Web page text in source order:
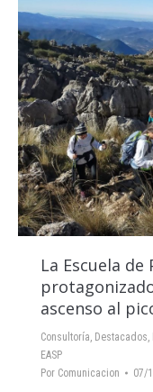
La Escuela de
ascenso al
Consultoría, Destacados,
EASP
Por Comunicacion 07/